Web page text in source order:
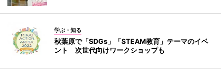
学ぶ・知る
秋葉原で「SDGs」「STEAM教育」テーマのイベ
ント 次世代向けワークショップも